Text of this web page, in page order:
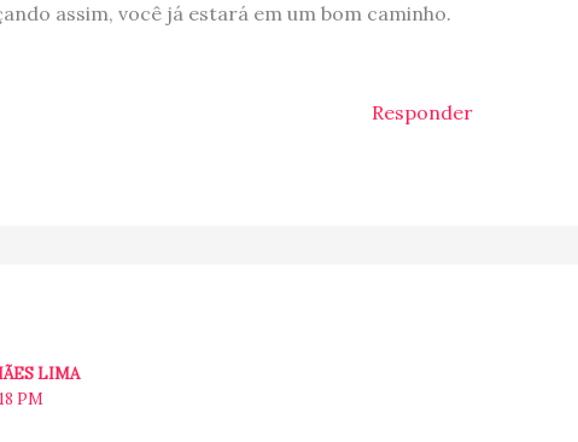
assim, você já estará em um bom caminho.
Responder
LIMA
PM